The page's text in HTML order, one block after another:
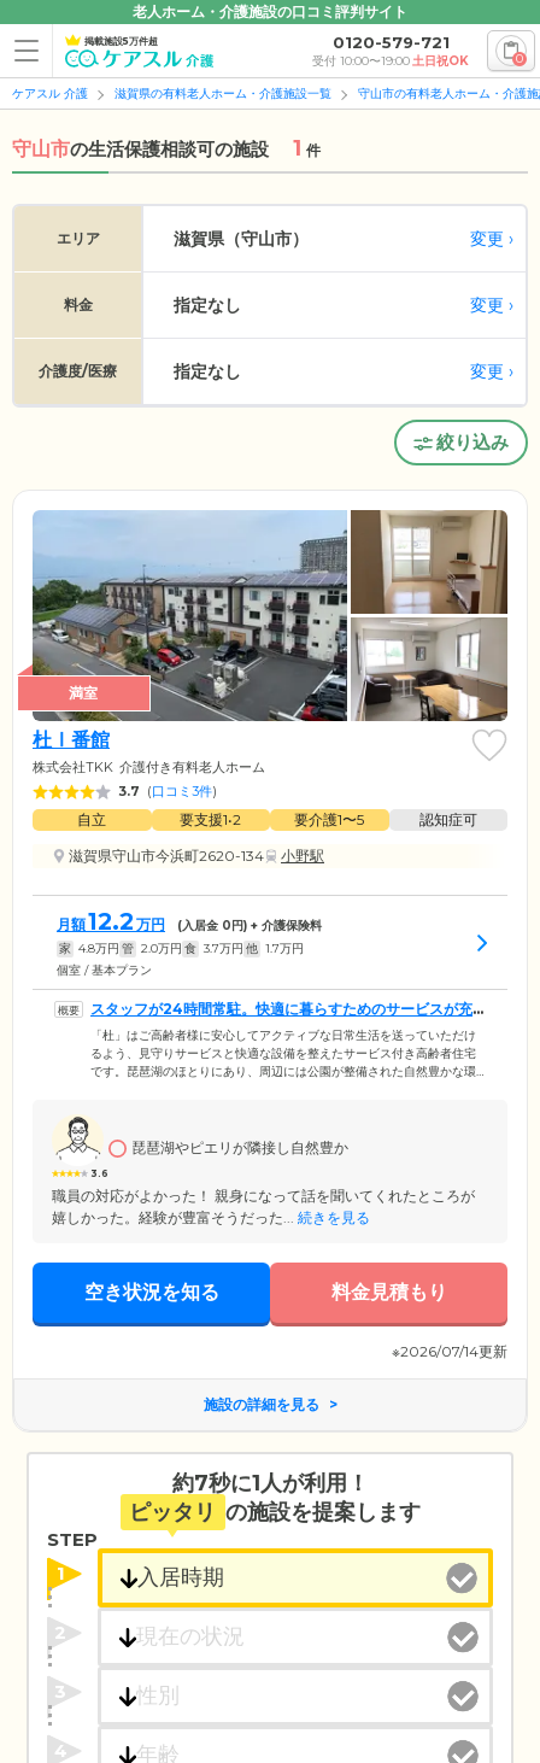
老人ホーム・介護施設の口コミ評判サイト
掲載施設5万件超 0120-579-721
受付 10:00〜19:00土日祝OK 0
ケアスル 介護 滋賀県の有料老人ホーム・介護施設一覧 守山市の有料老人ホーム・介護
守山市の生活保護相談可の施設 1 件
エリア 滋賀県（守山市） 変更
料金 指定なし 変更
介護度/医療 指定なし 変更
絞り込み
満室
杜Ⅰ番館
株式会社TKK 介護付き有料老人ホーム
3.7 (口コミ3件)
自立 要支援1•2 要介護1〜5
認知症可
滋賀県守山市今浜町2620-134
小野駅
月額12.2 万円 (入居金 0円) + 介護保険料
家 4.8万円 管 2.0万円 食 3.7万円 他 1.7万円
個室 / 基本プラン
スタッフが24時間常駐。快適に暮らすためのサービスが充
実した住まいです
「杜」はご高齢者様に安心してアクティブな日常生活を送っていただけ
るよう、見守りサービスと快適な設備を整えたサービス付き高齢者住宅
です。琵琶湖のほとりにあり、周辺には公園が整備された自然豊かな環
郵便物・宅配便の受け取りなどのフロントサービスはお任せください。
また、介護面・健康面でのお悩みが生じたときは、生活相談サービスも
承っています。
3.6
琵琶湖やピエリが隣接し自然豊か
職員の対応がよかった！ 親身になって話を聞いてくれたところが
嬉しかった。経験が豊富そうだった... 続きを見る
空き状況を知る 料金見積もり
※2026/07/14更新
施設の詳細を見る
約7秒に1人が利用！
ピッタリ の施設を提案します
STEP
1
2
3
4